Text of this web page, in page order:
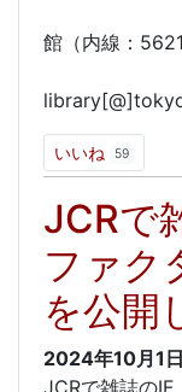
図
館（内線：
いいね 59
JCRで
ファク
を公開
2024年10月1日